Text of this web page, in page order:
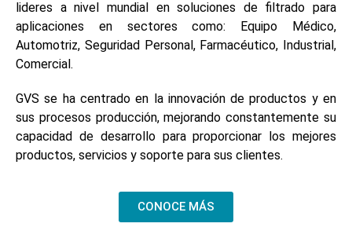
lideres a nivel mundial en soluciones de filtrado para
aplicaciones en sectores como: Equipo Médico,
Automotriz, Seguridad Personal, Farmacéutico, Industrial,
Comercial.
GVS se ha centrado en la innovación de productos y en
sus procesos producción, mejorando constantemente su
capacidad de desarrollo para proporcionar los mejores
productos, servicios y soporte para sus clientes.
CONOCE MÁS